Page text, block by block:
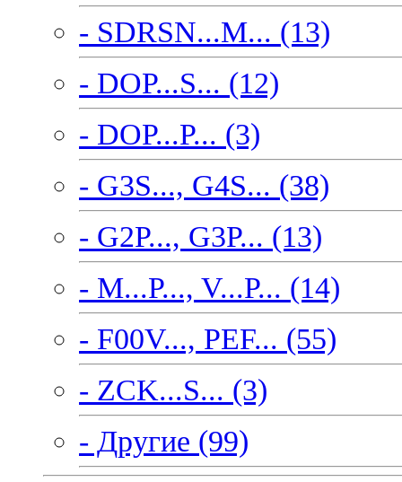
- SDRSN...M... (13)
- DOP...S... (12)
- DOP...P... (3)
- G3S..., G4S... (38)
- G2P..., G3P... (13)
- M...P..., V...P... (14)
- F00V..., PEF... (55)
- ZCK...S... (3)
- Другие (99)